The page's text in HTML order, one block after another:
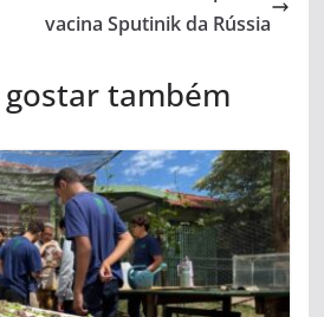
vacina Sputinik da Rússia
também